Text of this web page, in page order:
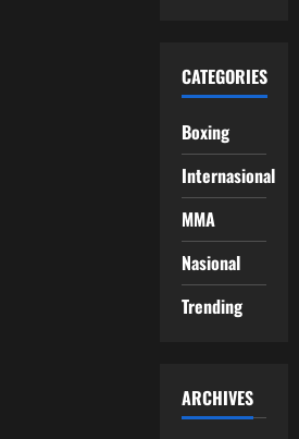
CATEGORIES
Boxing
Internasional
MMA
Nasional
Trending
ARCHIVES